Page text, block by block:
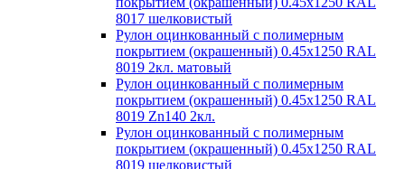
8017 шелковистый
Рулон оцинкованный с полимерным
покрытием (окрашенный) 0.45x1250 RAL
8019 2кл. матовый
Рулон оцинкованный с полимерным
покрытием (окрашенный) 0.45x1250 RAL
8019 Zn140 2кл.
Рулон оцинкованный с полимерным
покрытием (окрашенный) 0.45x1250 RAL
8019 шелковистый